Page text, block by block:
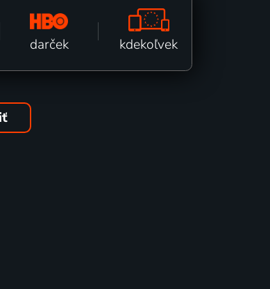
darček kdekoľvek